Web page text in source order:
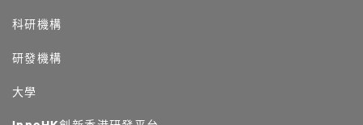
科研機構
研發機構
大學